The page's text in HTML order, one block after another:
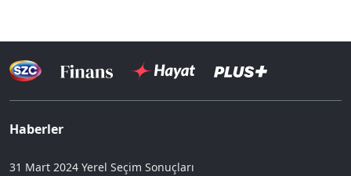
Haberler
31 Mart 2024 Yerel Seçim Sonuçları